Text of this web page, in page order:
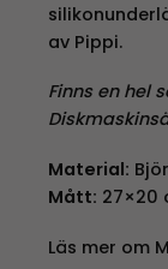
av Pippi.
Finns en hel
Material:
Mått: 27×20
Läs mer om